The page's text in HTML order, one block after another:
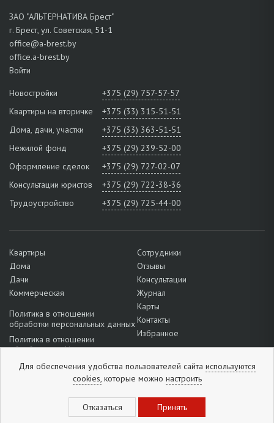
+375 (33) 327-52-38
ЗАО "АЛЬТЕРНАТИВА Брест"
г. Брест, ул. Советская, 51-1
office@a-brest.by
office.a-brest.by
Войти
Новостройки
+375 (29) 757-57-57
Квартиры на вторичке
+375 (33) 315-51-51
Дома, дачи, участки
+375 (33) 363-51-51
Нежилой фонд
+375 (29) 239-52-00
Оформление сделок
+375 (29) 727-02-07
Консультации юристов
+375 (29) 722-38-36
Трудоустройство
+375 (29) 725-44-00
Квартиры
Дома
Дачи
Коммерческая
Политика в отношении
обработки персональных данных
Политика в отношении
обработки cookie
Подробнее о настройках файлов
Сотрудники
Отзывы
Консультации
Журнал
Карты
Контакты
Избранное
Отзывы: 5из5 (1296 отзывов)
Для обеспечения удобства пользователей сайта используются
cookies,которые можно настроить